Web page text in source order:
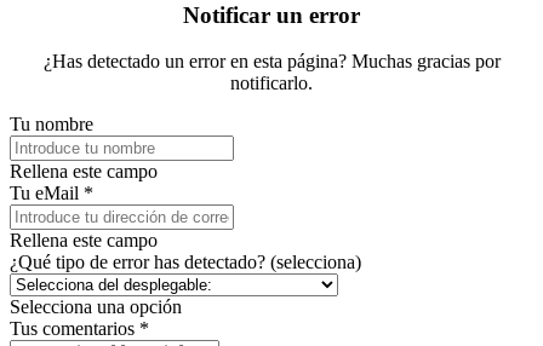
Notificar un error
¿Has detectado un error en esta página? Muchas gracias por
notificarlo.
Tu nombre
Rellena este campo
Tu eMail *
Rellena este campo
¿Qué tipo de error has detectado? (selecciona)
Selecciona una opción
Tus comentarios *